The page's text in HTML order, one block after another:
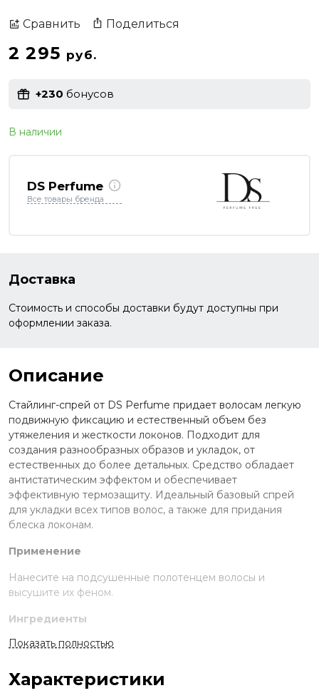
Сравнить Поделиться
2 295 руб.
+230 бонусов
В наличии
DS Perfume
Все товары бренда
Доставка
Стоимость и способы доставки будут доступны при
оформлении заказа.
Описание
Стайлинг-спрей от DS Perfume придает волосам легкую
подвижную фиксацию и естественный объем без
утяжеления и жесткости локонов. Подходит для
создания разнообразных образов и укладок, от
естественных до более детальных. Средство обладает
антистатическим эффектом и обеспечивает
эффективную термозащиту. Идеальный базовый спрей
для укладки всех типов волос, а также для придания
блеска локонам.
Применение
Нанесите на подсушенные полотенцем волосы и
высушите их феном.
Ингредиенты
Aqua, PVP, Propylene Glycol, Panthenol, Caesalpinia Spinosa
Caprylyl Glycol, Polyquaternium-11, Phenoxyethanol, Citric
Acid, Ethylhexylglycerin, Sodium Benzoate.
Показать полностью
Характеристики